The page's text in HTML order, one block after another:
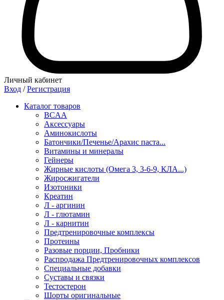
Личный кабинет
Вход / Регистрация
Каталог товаров
BCAA
Аксессуары
Аминокислоты
Батончики/Печенье/Арахис паста...
Витамины и минералы
Гейнеры
Жирные кислоты (Омега 3, 3-6-9, КЛА...)
Жиросжигатели
Изотоники
Креатин
Л - аргинин
Л - глютамин
Л - карнитин
Предтренировочные комплексы
Протеины
Разовые порции, Пробники
Распродажа Предтренировочных комплексов
Специальные добавки
Суставы и связки
Тестостерон
Шорты оригинальные